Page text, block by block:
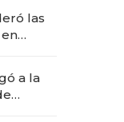
las
a la